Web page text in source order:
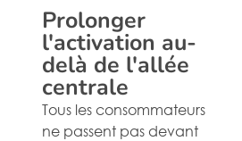
Prolonger
l'activation au-
delà de l'allée
centrale
Tous les consommateurs
ne passent pas devant